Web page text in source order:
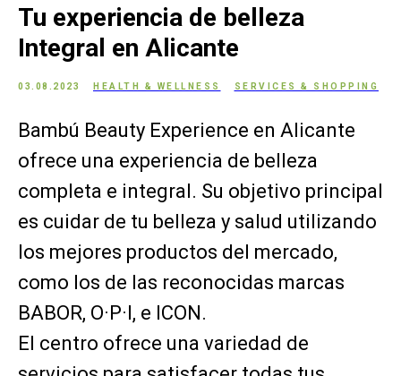
Tu experiencia de belleza
Integral en Alicante
03.08.2023 HEALTH & WELLNESS SERVICES & SHOPPING
Bambú Beauty Experience en Alicante
ofrece una experiencia de belleza
completa e integral. Su objetivo principal
es cuidar de tu belleza y salud utilizando
los mejores productos del mercado,
como los de las reconocidas marcas
BABOR, O·P·I, e ICON.
El centro ofrece una variedad de